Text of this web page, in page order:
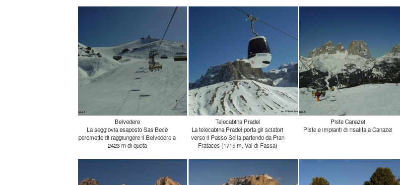
Belvedere
La seggiovia esaposto Sas Becè
percmette di raggiungere il Belvedere a
2423 m di quota
Telecabina Pradel
La telecabina Pradel porta gli sciatori
verso il Passo Sella partendo da Pian
Frataces (1715 m, Val di Fassa)
Piste Canazei
PIste e impianti di risalita a Canazei